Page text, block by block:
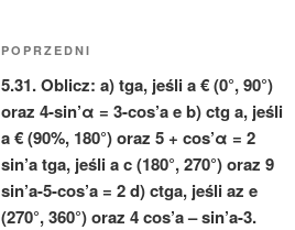
Nawigacja
wpisu
Poprzedni
wpis
POPRZEDNI
5.31. Oblicz: a) tga, jeśli a € (0°, 90°)
oraz 4-sin’α = 3-cos’a e b) ctg a, jeśli
a € (90%, 180°) oraz 5 + cos’α = 2
sin’a tga, jeśli a c (180°, 270°) oraz 9
sin’a-5-cos’a = 2 d) ctga, jeśli az e
(270°, 360°) oraz 4 cos’a – sin’a-3.